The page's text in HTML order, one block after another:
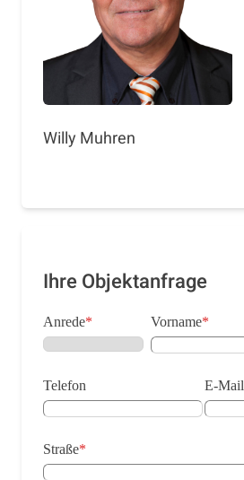
Willy Muhren
Ihre Objektanfrage
Anrede* Vorname*
Telefon E-Mail
Straße*